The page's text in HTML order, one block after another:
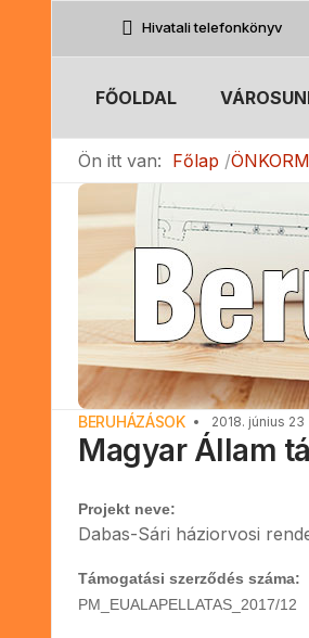
Hivatali telefonkönyv
FŐOLDAL
Ön itt van: Főlap
BERUHÁZÁSOK 2018. június 23
Magyar Állam
Projekt neve:
Dabas-Sári háziorvosi
Támogatási szerződés száma:
PM_EUALAPELLATAS_2017/12